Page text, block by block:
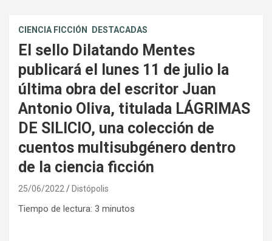
CIENCIA FICCIÓN DESTACADAS
El sello Dilatando Mentes
publicará el lunes 11 de julio la
última obra del escritor Juan
Antonio Oliva, titulada LÁGRIMAS
DE SILICIO, una colección de
cuentos multisubgénero dentro
de la ciencia ficción
25/06/2022 Distópolis
Tiempo de lectura: 3 minutos